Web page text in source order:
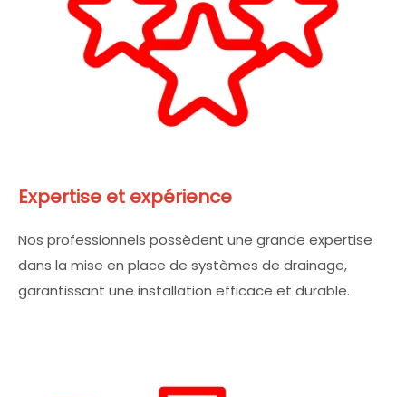
Expertise et expérience
Nos professionnels possèdent une grande expertise
dans la mise en place de systèmes de drainage,
garantissant une installation efficace et durable.